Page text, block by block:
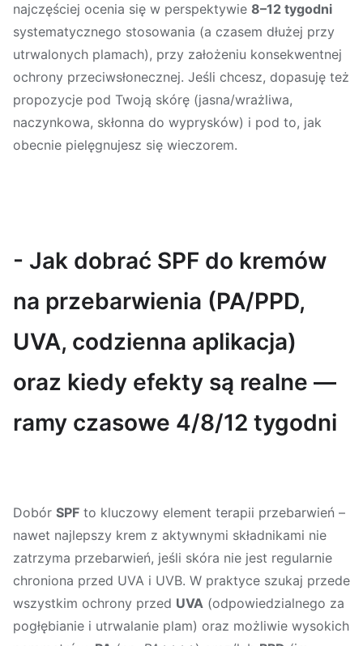
najczęściej ocenia się w perspektywie 8–12 tygodni
systematycznego stosowania (a czasem dłużej przy
utrwalonych plamach), przy założeniu konsekwentnej
ochrony przeciwsłonecznej. Jeśli chcesz, dopasuję też
propozycje pod Twoją skórę (jasna/wrażliwa,
naczynkowa, skłonna do wyprysków) i pod to, jak
obecnie pielęgnujesz się wieczorem.
- Jak dobrać SPF do kremów
na przebarwienia (PA/PPD,
UVA, codzienna aplikacja)
oraz kiedy efekty są realne —
ramy czasowe 4/8/12 tygodni
Dobór SPF to kluczowy element terapii przebarwień –
nawet najlepszy krem z aktywnymi składnikami nie
zatrzyma przebarwień, jeśli skóra nie jest regularnie
chroniona przed UVA i UVB. W praktyce szukaj przede
wszystkim ochrony przed UVA (odpowiedzialnego za
pogłębianie i utrwalanie plam) oraz możliwie wysokich